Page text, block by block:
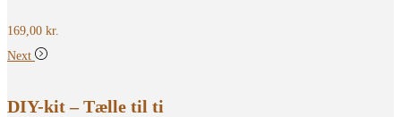
169,00 kr.
Next
DIY-kit – Tælle til ti